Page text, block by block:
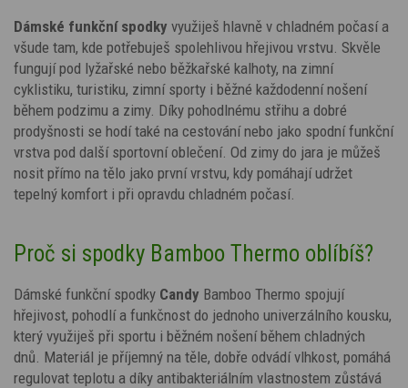
Dámské funkční spodky využiješ hlavně v chladném počasí a
všude tam, kde potřebuješ spolehlivou hřejivou vrstvu. Skvěle
fungují pod lyžařské nebo běžkařské kalhoty, na zimní
cyklistiku, turistiku, zimní sporty i běžné každodenní nošení
během podzimu a zimy. Díky pohodlnému střihu a dobré
prodyšnosti se hodí také na cestování nebo jako spodní funkční
vrstva pod další sportovní oblečení. Od zimy do jara je můžeš
nosit přímo na tělo jako první vrstvu, kdy pomáhají udržet
tepelný komfort i při opravdu chladném počasí.
Proč si spodky Bamboo Thermo oblíbíš?
Dámské funkční spodky Candy Bamboo Thermo spojují
hřejivost, pohodlí a funkčnost do jednoho univerzálního kousku,
který využiješ při sportu i běžném nošení během chladných
dnů. Materiál je příjemný na těle, dobře odvádí vlhkost, pomáhá
regulovat teplotu a díky antibakteriálním vlastnostem zůstává